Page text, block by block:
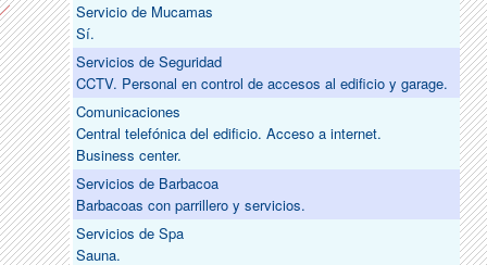
Servicio de Mucamas
Sí.
Servicios de Seguridad
CCTV. Personal en control de accesos al edificio y garage.
Comunicaciones
Central telefónica del edificio. Acceso a internet.
Business center.
Servicios de Barbacoa
Barbacoas con parrillero y servicios.
Servicios de Spa
Sauna.